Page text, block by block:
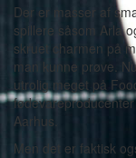
Der er masser af
spillere såsom Arla
skruet charmen på
man kunne prøve.
utrolig meget på
Aarhus.
Men det er faktisk